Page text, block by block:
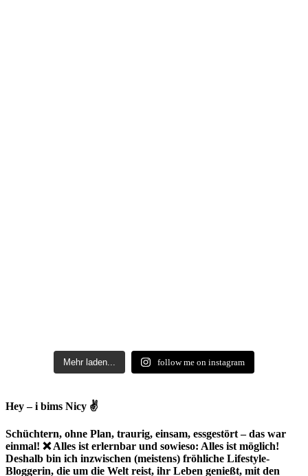
Mehr laden... follow me on instagram
Hey – i bims Nicy ✌
Schüchtern, ohne Plan, traurig, einsam, essgestört – das war
einmal! ❌ Alles ist erlernbar und sowieso: Alles ist möglich!
Deshalb bin ich inzwischen (meistens) fröhliche Lifestyle-
Bloggerin, die um die Welt reist, ihr Leben genießt, mit den